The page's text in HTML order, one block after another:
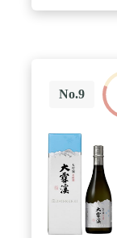
No.9